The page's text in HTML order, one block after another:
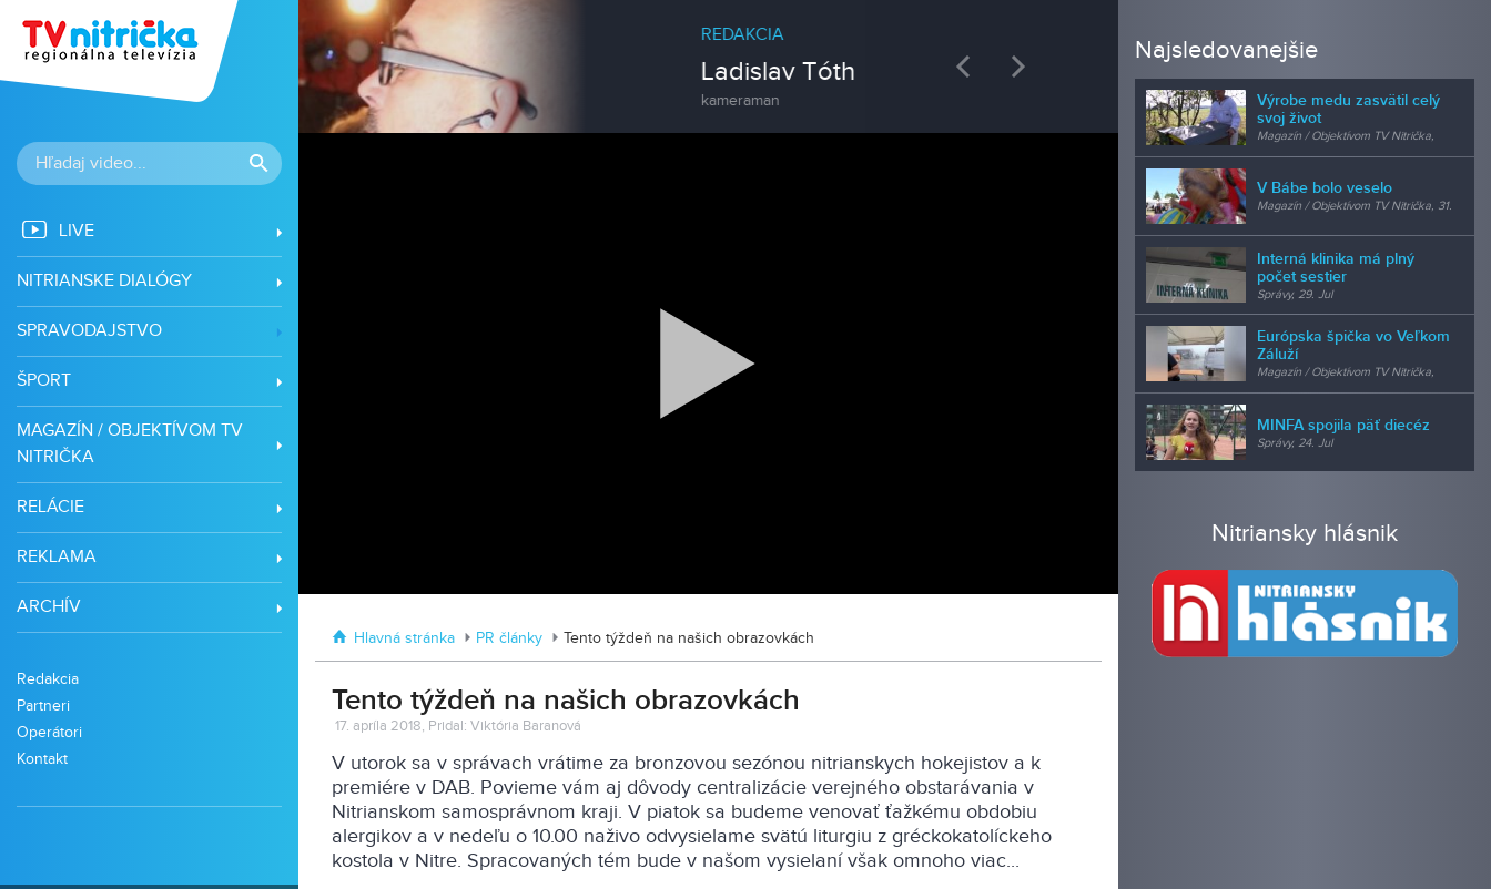
LIVE
NITRIANSKE DIALÓGY
SPRAVODAJSTVO
ŠPORT
MAGAZÍN / OBJEKTÍVOM TV
NITRIČKA
RELÁCIE
REKLAMA
ARCHÍV
Redakcia
Partneri
Operátori
Kontakt
Previous
Ladislav Tóth Mgr.
Next
Magazín / Objektívom TV Nitrička
MDD vo Veľkom Záluží
Hlavná stránka PR články Tento týždeň na našich obrazovkách
Tento týždeň na našich obrazovkách
17. apríla 2018, Pridal: Viktória Baranová
V utorok sa v správach vrátime za bronzovou sezónou nitrianskych hokejistov a k
premiére v DAB. Povieme vám aj dôvody centralizácie verejného obstarávania v
Nitrianskom samosprávnom kraji. V piatok sa budeme venovať ťažkému obdobiu
alergikov a v nedeľu o 10.00 naživo odvysielame svätú liturgiu z gréckokatolíckeho
kostola v Nitre. Spracovaných tém bude v našom vysielaní však omnoho viac...
Najsledovanejšie
Výrobe medu zasvätil celý
svoj život
Magazín / Objektívom TV Nitrička,
V Bábe bolo veselo
Magazín / Objektívom TV Nitrička, 31.
Interná klinika má plný
počet sestier
Správy, 29. Jul
Európska špička vo Veľkom
Záluží
Magazín / Objektívom TV Nitrička,
MINFA spojila päť diecéz
Správy, 24. Jul
Nitriansky hlásnik